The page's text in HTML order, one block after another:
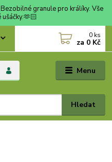
granule pro králíky. Vše
Menu
Hledat
0 ks
za 0 Kč